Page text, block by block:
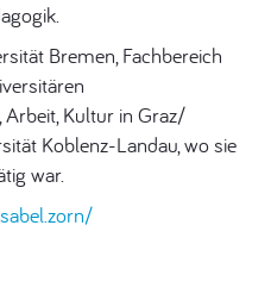
Bremen, Fachbereich
Kultur in Graz/
Koblenz-Landau, wo sie
war.